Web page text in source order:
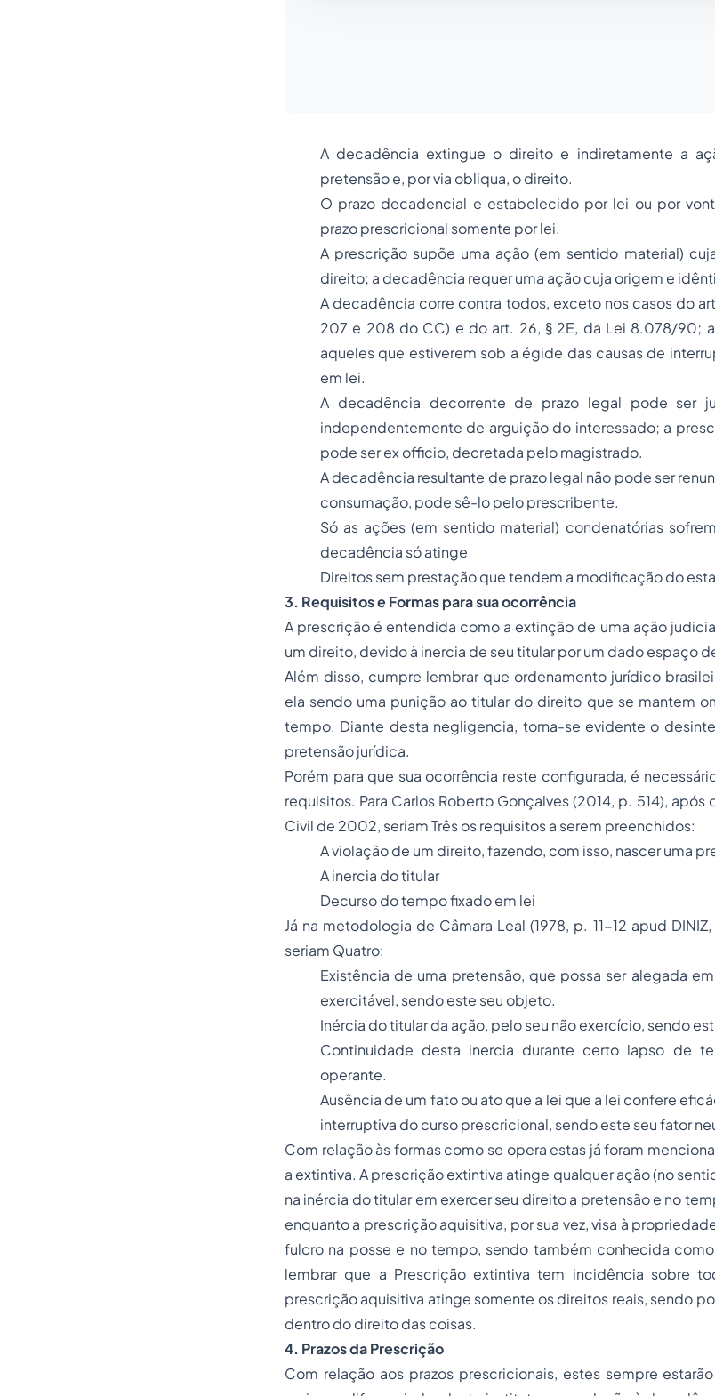
A decadência extingue o direito e indiretamente a
pretensão e, por via obliqua, o direito.
O prazo decadencial e estabelecido por lei ou por
prazo prescricional somente por lei.
A prescrição supõe uma ação (em sentido material)
direito; a decadência requer uma ação cuja origem e
A decadência corre contra todos, exceto nos casos do
207 e 208 do CC) e do art. 26, § 2E, da Lei 8.078/90;
aqueles que estiverem sob a égide das causas de
em lei.
A decadência decorrente de prazo legal pode ser
independentemente de arguição do interessado; a
pode serex officio, decretada pelo magistrado.
A decadência resultante de prazo legal não pode ser
consumação, pode sê-lo pelo prescribente.
Só as ações (em sentido material) condenatórias
decadência só atinge
Direitos sem prestação que tendem a modificação do
3. Requisitos e Formas para sua ocorrência
A prescrição é entendida como a extinção de uma ação
um direito, devido à inercia de seu titular por um dado espaço
Além disso, cumpre lembrar que ordenamento jurídico
ela sendo uma punição ao titular do direito que se mantem
tempo. Diante desta negligencia, torna-se evidente o
pretensão jurídica.
Porém para que sua ocorrência reste configurada, é
requisitos. Para Carlos Roberto Gonçalves (2014, p. 514),
Civil de 2002, seriam Três os requisitos a serem preenchidos:
A violação de um direito, fazendo, com isso, nascer uma
A inercia do titular
Decurso do tempo fixado em lei
Já na metodologia de Câmara Leal (1978, p. 11-12 apud
seriam Quatro:
Existência de uma pretensão, que possa ser alegada
exercitável, sendo este seu objeto.
Inércia do titular da ação, pelo seu não exercício, sendo
Continuidade desta inercia durante certo lapso de
operante.
Ausência de um fato ou ato que a lei que a lei confere
interruptiva do curso prescricional, sendo este seu fator
Com relação às formas como se opera estas já foram
a extintiva. A prescrição extintiva atinge qualquer ação (no
na inércia do titular em exercer seu direito a pretensão e no
enquanto a prescrição aquisitiva, por sua vez, visa à
fulcro na posse e no tempo, sendo também conhecida
lembrar que a Prescrição extintiva tem incidência sobre
prescrição aquisitiva atinge somente os direitos reais, sendo
dentro do direito das coisas.
4. Prazos da Prescrição
Com relação aos prazos prescricionais, estes sempre